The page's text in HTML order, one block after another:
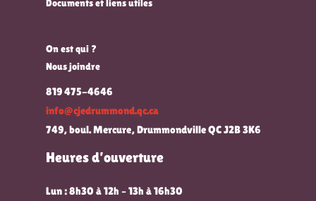
Documents et liens utiles
On est qui ?
Nous joindre
819 475-4646
info@cjedrummond.qc.ca
749, boul. Mercure, Drummondville QC J2B 3K6
Heures d’ouverture
Lun : 8h30 à 12h – 13h à 16h30